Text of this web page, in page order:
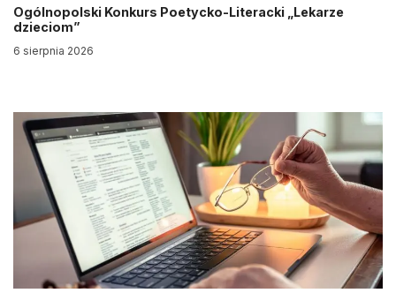
Ogólnopolski Konkurs Poetycko-Literacki „Lekarze
dzieciom”
6 sierpnia 2026